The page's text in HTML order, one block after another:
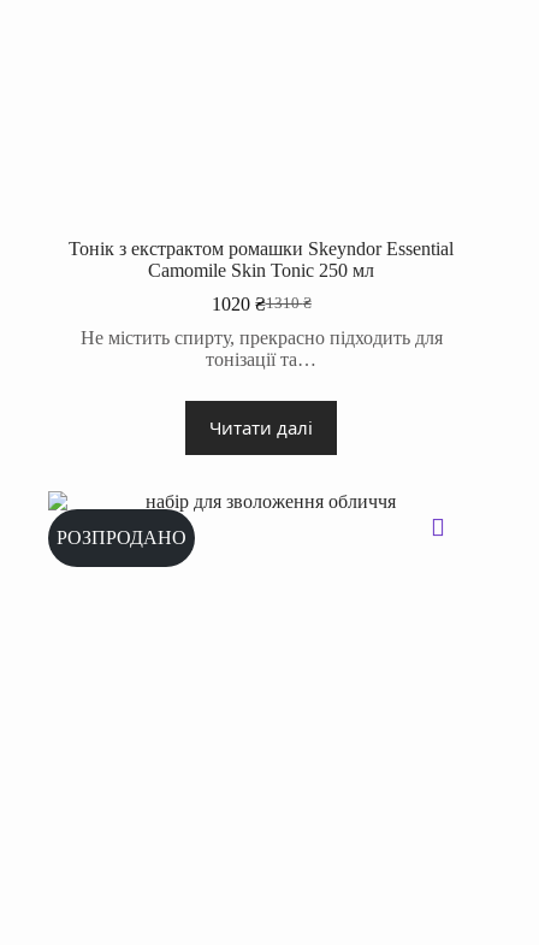
Тонік з екстрактом ромашки Skeyndor Essential
Camomile Skin Tonic 250 мл
1310₴
Оригінальна
ціна:
1310 ₴.
1020 ₴Поточна
ціна:
1020 ₴.
Не містить спирту, прекрасно підходить для
тонізації та…
Читати далі
РОЗПРОДАНО